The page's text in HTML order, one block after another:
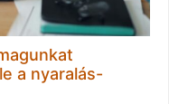
a nyaralás-